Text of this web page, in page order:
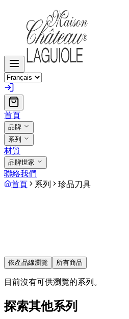
首頁
品牌
系列
材質
品牌世家
聯絡我們
首頁
系列 珍品刀具
依產品線瀏覽 所有商品
目前沒有可供瀏覽的系列。
探索其他系列